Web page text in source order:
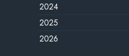
2024
2025
2026